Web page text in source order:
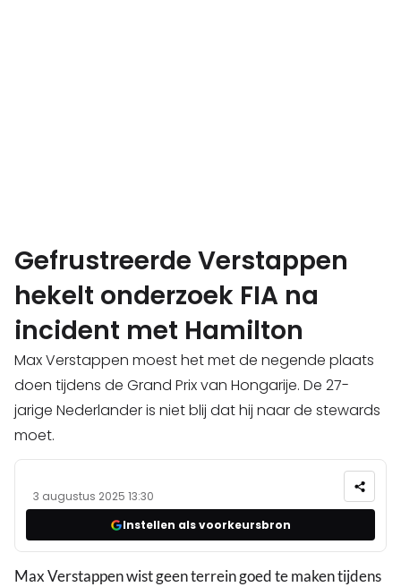
Gefrustreerde Verstappen
hekelt onderzoek FIA na
incident met Hamilton
Max Verstappen moest het met de negende plaats
doen tijdens de Grand Prix van Hongarije. De 27-
jarige Nederlander is niet blij dat hij naar de stewards
moet.
3 augustus 2025 13:30
Instellen als voorkeursbron
Max Verstappen wist geen terrein goed te maken tijdens